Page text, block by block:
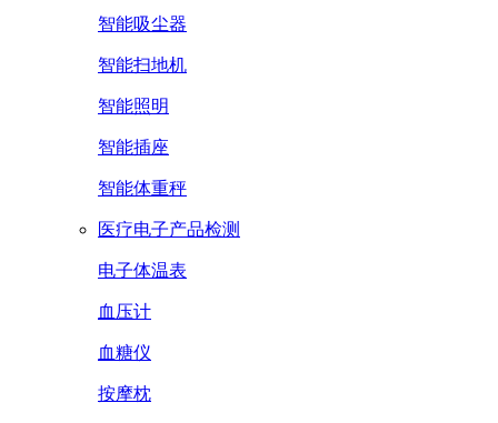
智能吸尘器
智能扫地机
智能照明
智能插座
智能体重秤
医疗电子产品检测
电子体温表
血压计
血糖仪
按摩枕